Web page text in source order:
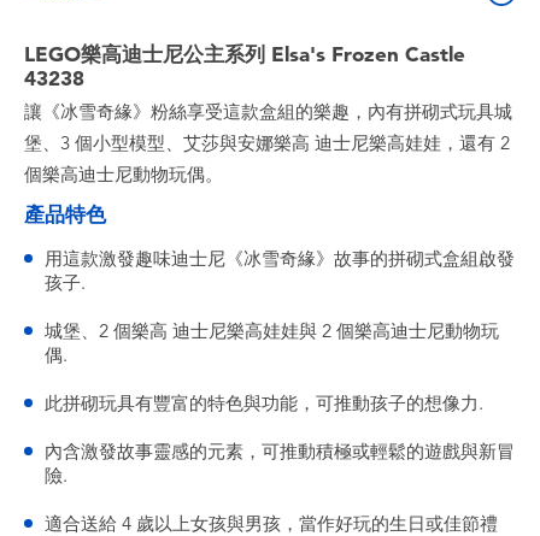
LEGO樂高迪士尼公主系列 Elsa's Frozen Castle
43238
讓《冰雪奇緣》粉絲享受這款盒組的樂趣，內有拼砌式玩具城
堡、3 個小型模型、艾莎與安娜樂高 迪士尼樂高娃娃，還有 2
個樂高迪士尼動物玩偶。
產品特色
用這款激發趣味迪士尼《冰雪奇緣》故事的拼砌式盒組啟發
孩子.
城堡、2 個樂高 迪士尼樂高娃娃與 2 個樂高迪士尼動物玩
偶.
此拼砌玩具有豐富的特色與功能，可推動孩子的想像力.
內含激發故事靈感的元素，可推動積極或輕鬆的遊戲與新冒
險.
適合送給 4 歲以上女孩與男孩，當作好玩的生日或佳節禮